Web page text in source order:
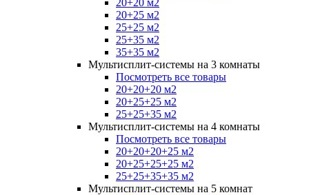
20+20 м2
20+25 м2
25+25 м2
25+35 м2
35+35 м2
Мультисплит-системы на 3 комнаты
Посмотреть все товары
20+20+20 м2
20+25+25 м2
25+25+35 м2
Мультисплит-системы на 4 комнаты
Посмотреть все товары
20+20+20+25 м2
20+25+25+25 м2
25+25+35+35 м2
Мультисплит-системы на 5 комнат